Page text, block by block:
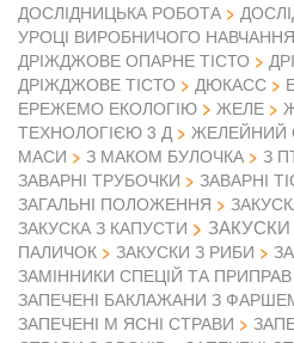
ДОСЛІДНИЦЬКА РОБОТА
УРОЦІ ВИРОБНИЧОГО НАВЧАННЯ
ДРІЖДЖОВЕ ОПАРНЕ ТІСТО
ДРІЖДЖОВЕ ТІСТО
ДЮКАСС
ЕРЕЖЕМО ЕКОЛОГІЮ
ЖЕЛЕ
ТЕХНОЛОГІЄЮ 3 Д
ЖЕЛЕЙНИЙ
МАСИ
З МАКОМ БУЛОЧКА З
ЗАВАРНІ ТРУБОЧКИ
ЗАВАРНІ
ЗАГАЛЬНІ ПОЛОЖЕННЯ
ЗАКУСКА З КАПУСТИ
ЗАКУСКИ
ПАЛИЧОК
ЗАКУСКИ З РИБИ
ЗАМІННИКИ СПЕЦІЙ ТА ПРИПРАВ
ЗАПЕЧЕНІ БАКЛАЖАНИ З
ЗАПЕЧЕНІ М ЯСНІ СТРАВИ